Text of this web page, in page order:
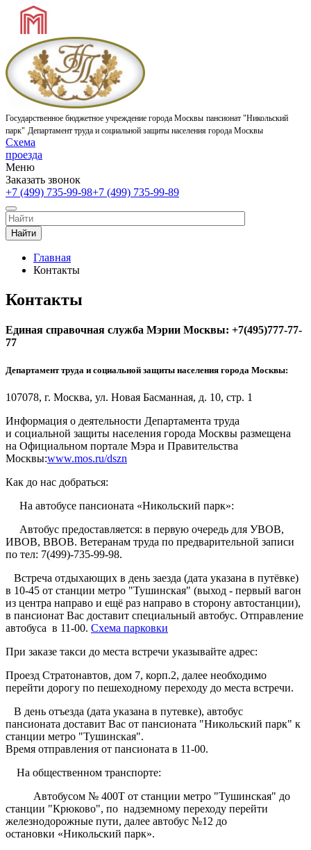
Государственное бюджетное учреждение города Москвы пансионат "Никольский
парк" Департамент труда и социальной защиты населения города Москвы
Схема
проезда
Меню
Заказать звонок
+7 (499) 735-99-98+7 (499) 735-99-89
Найти
Главная
Контакты
Контакты
Единая справочная служба Мэрии Москвы: +7(495)777-77-
77
Департамент труда и социальной защиты населения города Москвы:
107078, г. Москва, ул. Новая Басманная, д. 10, стр. 1
Информация о деятельности Департамента труда
и социальной защиты населения города Москвы размещена
на Официальном портале Мэра и Правительства
Москвы:www.mos.ru/dszn
Как до нас добраться:
На автобусе пансионата «Никольский парк»:
Автобус предоставляется: в первую очередь для УВОВ,
ИВОВ, ВВОВ. Ветеранам труда по предварительной записи
по тел: 7(499)-735-99-98.
Встреча отдыхающих в день заезда (дата указана в путёвке)
в 10-45 от станции метро "Тушинская" (выход - первый вагон
из центра направо и ещё раз направо в сторону автостанции),
в пансионат Вас доставит специальный автобус. Отправление
автобуса в 11-00. Схема парковки
При заказе такси до места встречи указывайте адрес:
Проезд Стратонавтов, дом 7, корп.2, далее необходимо
перейти дорогу по пешеходному переходу до места встречи.
В день отъезда (дата указана в путевке), автобус
пансионата доставит Вас от пансионата "Никольский парк" к
станции метро "Тушинская".
Время отправления от пансионата в 11-00.
На общественном транспорте:
Автобусом № 400Т от станции метро "Тушинская" до
станции "Крюково", по надземному переходу перейти
железнодорожные пути, далее автобус №12 до
остановки «Никольский парк».